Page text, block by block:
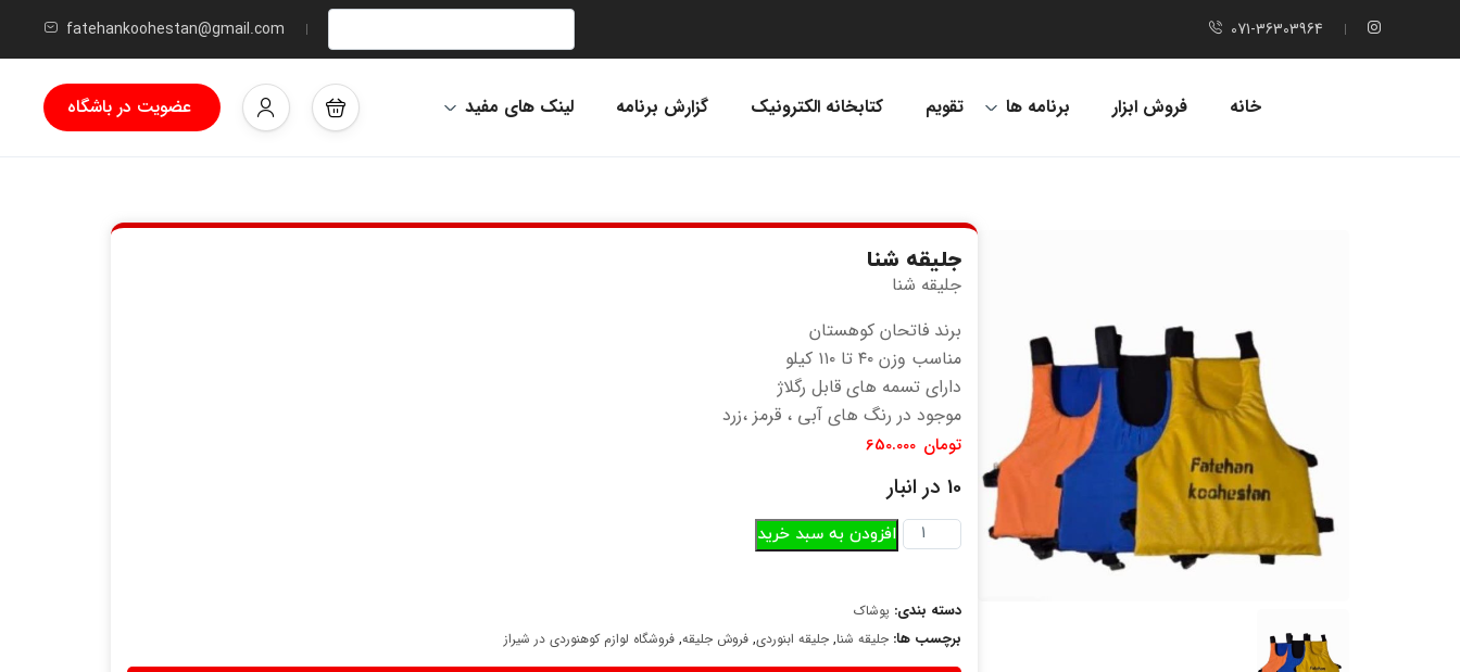
071-36303964
fatehankoohestan@gmail.com
خانه فروش ابزار برنامه ها تقویم کتابخانه الکترونیک گزارش برنامه لینک های مفید عضویت در باشگاه
جلیقه شنا
جلیقه شنا
برند فاتحان کوهستان
مناسب وزن ۴۰ تا ۱۱۰ کیلو
دارای تسمه های قابل رگلاژ
موجود در رنگ های آبی ، قرمز ،زرد
تومان 650.000
10 در انبار
افزودن به سبد خرید
دسته بندی: پوشاک
برچسب ها: جلیقه شنا, جلیقه ابنوردی, فروش جلیقه, فروشگاه لوازم کوهنوردی در شیراز